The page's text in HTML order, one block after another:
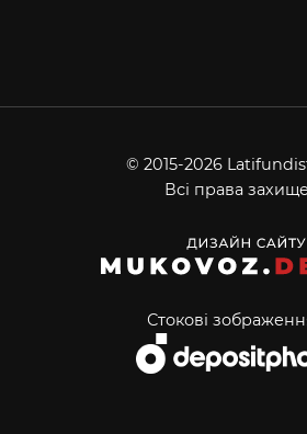
© 2015-2026
Всі права
Стокові